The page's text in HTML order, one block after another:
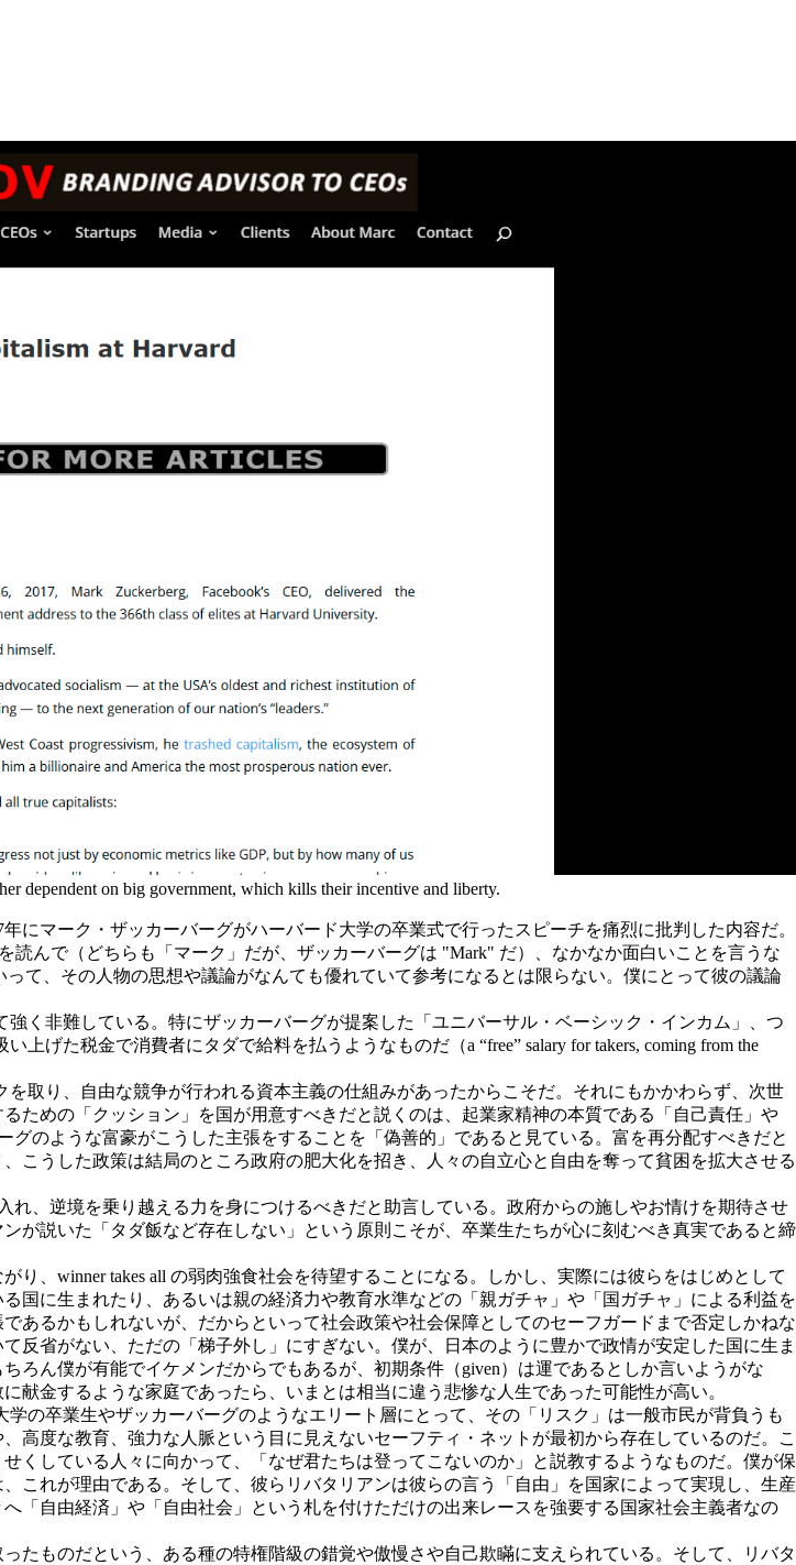
dependent on big government, which kills their incentive and liberty.
にマーク・ザッカーバーグがハーバード大学の卒業式で行ったスピーチを痛烈に批判した内容だ。
読んで（どちらも「マーク」だが、ザッカーバーグは "Mark" だ）、なかなか面白いことを言うな
て、その人物の思想や議論がなんても優れていて参考になるとは限らない。僕にとって彼の議論
く非難している。特にザッカーバーグが提案した「ユニバーサル・ベーシック・インカム」、つ
げた税金で消費者にタダで給料を払うようなものだ（a “free” salary for takers, coming from the
取り、自由な競争が行われる資本主義の仕組みがあったからこそだ。それにもかかわらず、次世
ための「クッション」を国が用意すべきだと説くのは、起業家精神の本質である「自己責任」や
のような富豪がこうした主張をすることを「偽善的」であると見ている。富を再分配すべきだと
こうした政策は結局のところ政府の肥大化を招き、人々の自立心と自由を奪って貧困を拡大させる
、逆境を乗り越える力を身につけるべきだと助言している。政府からの施しやお情けを期待させ
が説いた「タダ飯など存在しない」という原則こそが、卒業生たちが心に刻むべき真実であると締
、winner takes all の弱肉強食社会を待望することになる。しかし、実際には彼らをはじめとして
国に生まれたり、あるいは親の経済力や教育水準などの「親ガチャ」や「国ガチャ」による利益を
あるかもしれないが、だからといって社会政策や社会保障としてのセーフガードまで否定しかねな
反省がない、ただの「梯子外し」にすぎない。僕が、日本のように豊かで政情が安定した国に生ま
ん僕が有能でイケメンだからでもあるが、初期条件（given）は運であるとしか言いようがな
金するような家庭であったら、いまとは相当に違う悲惨な人生であった可能性が高い。
の卒業生やザッカーバーグのようなエリート層にとって、その「リスク」は一般市民が背負うも
高度な教育、強力な人脈という目に見えないセーフティ・ネットが最初から存在しているのだ。こ
くしている人々に向かって、「なぜ君たちは登ってこないのか」と説教するようなものだ。僕が保
これが理由である。そして、彼らリバタリアンは彼らの言う「自由」を国家によって実現し、生産
「自由経済」や「自由社会」という札を付けただけの出来レースを強要する国家社会主義者なの
たものだという、ある種の特権階級の錯覚や傲慢さや自己欺瞞に支えられている。そして、リバタ